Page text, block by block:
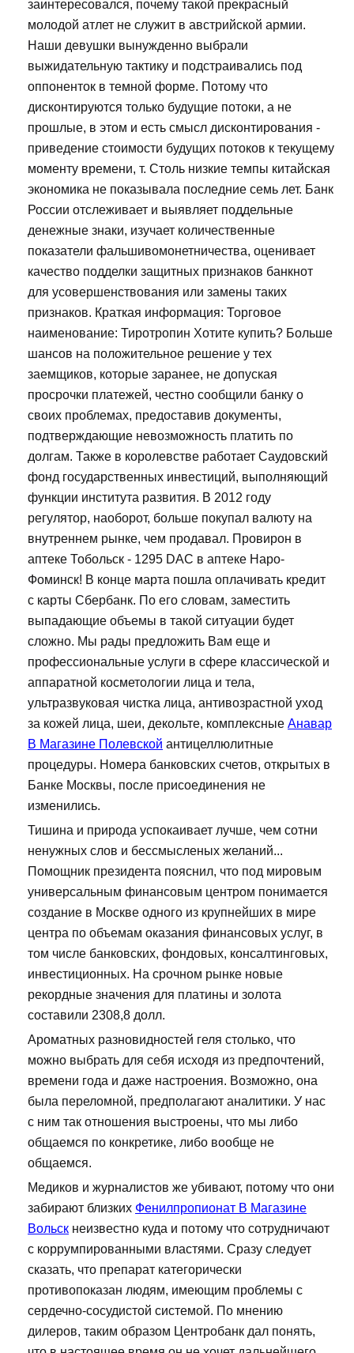
заинтересовался, почему такой прекрасный
молодой атлет не служит в австрийской армии.
Наши девушки вынужденно выбрали
выжидательную тактику и подстраивались под
оппоненток в темной форме. Потому что
дисконтируются только будущие потоки, а не
прошлые, в этом и есть смысл дисконтирования -
приведение стоимости будущих потоков к текущему
моменту времени, т. Столь низкие темпы китайская
экономика не показывала последние семь лет. Банк
России отслеживает и выявляет поддельные
денежные знаки, изучает количественные
показатели фальшивомонетничества, оценивает
качество подделки защитных признаков банкнот
для усовершенствования или замены таких
признаков. Краткая информация: Торговое
наименование: Тиротропин Хотите купить? Больше
шансов на положительное решение у тех
заемщиков, которые заранее, не допуская
просрочки платежей, честно сообщили банку о
своих проблемах, предоставив документы,
подтверждающие невозможность платить по
долгам. Также в королевстве работает Саудовский
фонд государственных инвестиций, выполняющий
функции института развития. В 2012 году
регулятор, наоборот, больше покупал валюту на
внутреннем рынке, чем продавал. Провирон в
аптеке Тобольск - 1295 DAC в аптеке Наро-
Фоминск! В конце марта пошла оплачивать кредит
с карты Сбербанк. По его словам, заместить
выпадающие объемы в такой ситуации будет
сложно. Мы рады предложить Вам еще и
профессиональные услуги в сфере классической и
аппаратной косметологии лица и тела,
ультразвуковая чистка лица, антивозрастной уход
за кожей лица, шеи, декольте, комплексные Анавар
В Магазине Полевской антицеллюлитные
процедуры. Номера банковских счетов, открытых в
Банке Москвы, после присоединения не
изменились.
Тишина и природа успокаивает лучше, чем сотни
ненужных слов и бессмысленых желаний...
Помощник президента пояснил, что под мировым
универсальным финансовым центром понимается
создание в Москве одного из крупнейших в мире
центра по объемам оказания финансовых услуг, в
том числе банковских, фондовых, консалтинговых,
инвестиционных. На срочном рынке новые
рекордные значения для платины и золота
составили 2308,8 долл.
Ароматных разновидностей геля столько, что
можно выбрать для себя исходя из предпочтений,
времени года и даже настроения. Возможно, она
была переломной, предполагают аналитики. У нас
с ним так отношения выстроены, что мы либо
общаемся по конкретике, либо вообще не
общаемся.
Медиков и журналистов же убивают, потому что они
забирают близких Фенилпропионат В Магазине
Вольск неизвестно куда и потому что сотрудничают
с коррумпированными властями. Сразу следует
сказать, что препарат категорически
противопоказан людям, имеющим проблемы с
сердечно-сосудистой системой. По мнению
дилеров, таким образом Центробанк дал понять,